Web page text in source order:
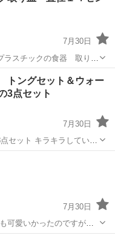
7月30日
プラスチック
トングセット＆ウォー
3点セット
7月30日
していて
？
7月30日
可愛いかったのですが、